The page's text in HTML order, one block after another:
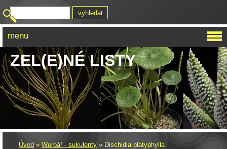
ZEL(E)NÉ LISTY
Úvod » Werbář - sukulenty » Dischidia platyphylla
menu